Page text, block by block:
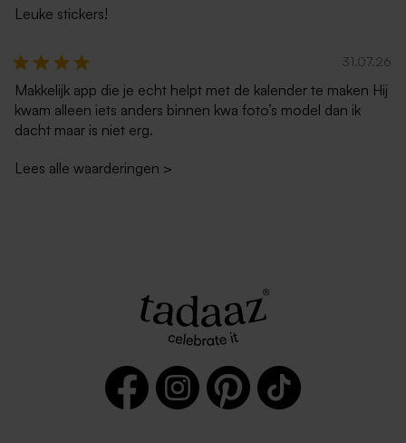
Leuke stickers!
31.07.26
Makkelijk app die je echt helpt met de kalender te maken Hij
kwam alleen iets anders binnen kwa foto’s model dan ik
dacht maar is niet erg.
Lees alle waarderingen >